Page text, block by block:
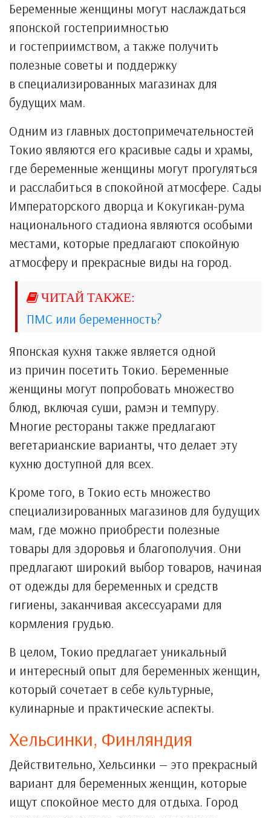
Беременные женщины могут наслаждаться
японской гостеприимностью
и гостеприимством, а также получить
полезные советы и поддержку
в специализированных магазинах для
будущих мам.
Одним из главных достопримечательностей
Токио являются его красивые сады и храмы,
где беременные женщины могут прогуляться
и расслабиться в спокойной атмосфере. Сады
Императорского дворца и Кокугикан-рума
национального стадиона являются особыми
местами, которые предлагают спокойную
атмосферу и прекрасные виды на город.
ПМС или беременность?
Японская кухня также является одной
из причин посетить Токио. Беременные
женщины могут попробовать множество
блюд, включая суши, рамэн и темпуру.
Многие рестораны также предлагают
вегетарианские варианты, что делает эту
кухню доступной для всех.
Кроме того, в Токио есть множество
специализированных магазинов для будущих
мам, где можно приобрести полезные
товары для здоровья и благополучия. Они
предлагают широкий выбор товаров, начиная
от одежды для беременных и средств
гигиены, заканчивая аксессуарами для
кормления грудью.
В целом, Токио предлагает уникальный
и интересный опыт для беременных женщин,
который сочетает в себе культурные,
кулинарные и практические аспекты.
Хельсинки, Финляндия
Действительно, Хельсинки — это прекрасный
вариант для беременных женщин, которые
ищут спокойное место для отдыха. Город